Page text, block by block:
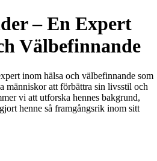
– En Expert
Välbefinnande
inom hälsa och välbefinnande som
människor att förbättra sin livsstil och
vi att utforska hennes bakgrund,
henne så framgångsrik inom sitt